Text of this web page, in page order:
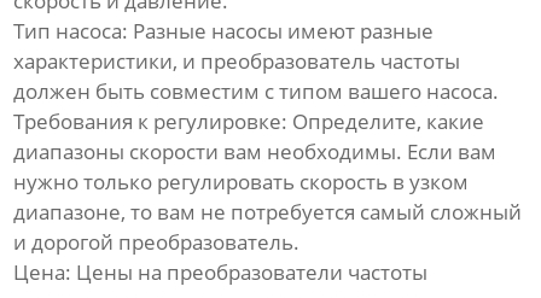
Тип насоса: Разные насосы имеют разные
характеристики, и преобразователь частоты
должен быть совместим с типом вашего насоса.
Требования к регулировке: Определите, какие
диапазоны скорости вам необходимы. Если вам
нужно только регулировать скорость в узком
диапазоне, то вам не потребуется самый сложный
и дорогой преобразователь.
Цена: Цены на преобразователи частоты